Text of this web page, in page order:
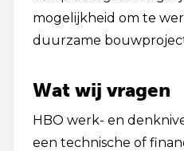
mogelijkheid om te
duurzame
Wat wij vragen
HBO werk- en
een technische of